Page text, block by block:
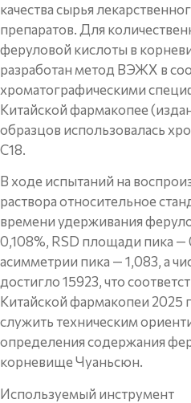
качества сырья
препаратов. Для
феруловой кислоты в
разработан метод ВЭЖХ в
хроматографическими
Китайской фармакопее
образцов использовалась
C18.
В ходе испытаний на
раствора относительное
времени удерживания
0,108%, RSD площади пика
асимметрии пика — 1,083, а
достигло 15923, что
Китайской фармакопеи
служить техническим
определения содержания
корневище Чуаньсюн.
Используемый инструмент